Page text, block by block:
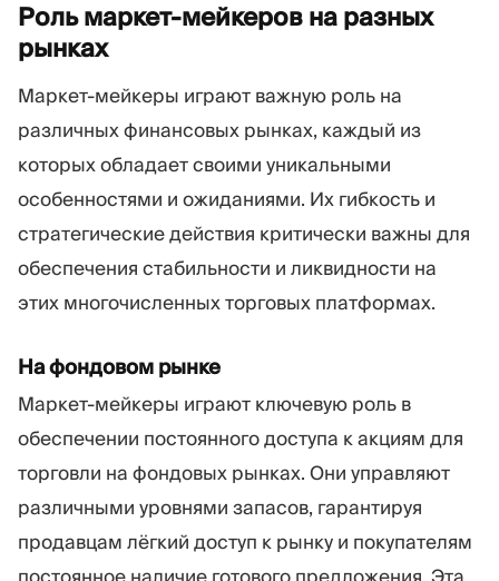
Роль маркет-мейкеров на разных
рынках
Маркет-мейкеры играют важную роль на
различных финансовых рынках, каждый из
которых обладает своими уникальными
особенностями и ожиданиями. Их гибкость и
стратегические действия критически важны для
обеспечения стабильности и ликвидности на
этих многочисленных торговых платформах.
На фондовом рынке
Маркет-мейкеры играют ключевую роль в
обеспечении постоянного доступа к акциям для
торговли на фондовых рынках. Они управляют
различными уровнями запасов, гарантируя
продавцам лёгкий доступ к рынку и покупателям